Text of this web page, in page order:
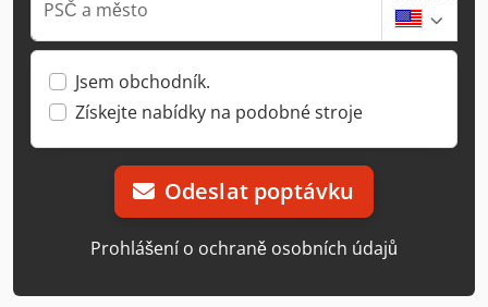
PSČ a město
Jsem obchodník.
Získejte nabídky na podobné stroje
Odeslat poptávku
Prohlášení o ochraně osobních údajů